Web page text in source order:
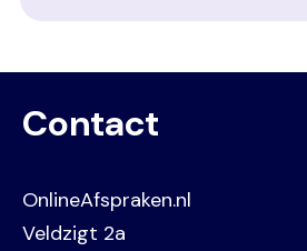
Contact
OnlineAfspraken.nl
Veldzigt 2a